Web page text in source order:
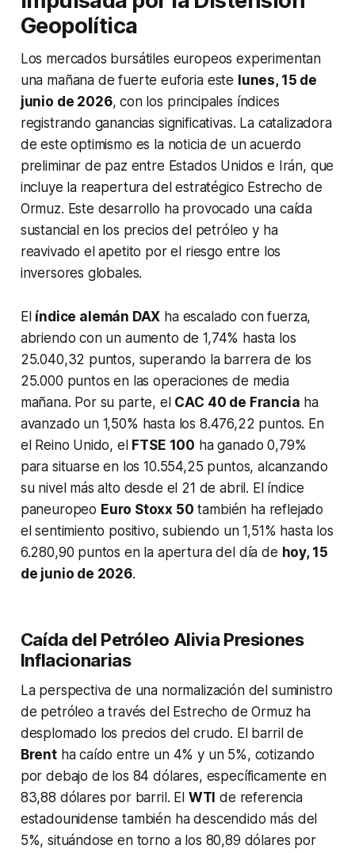
Geopolítica
Los mercados bursátiles europeos experimentan
una mañana de fuerte euforia este lunes, 15 de
junio de 2026, con los principales índices
registrando ganancias significativas. La catalizadora
de este optimismo es la noticia de un acuerdo
preliminar de paz entre Estados Unidos e Irán, que
incluye la reapertura del estratégico Estrecho de
Ormuz. Este desarrollo ha provocado una caída
sustancial en los precios del petróleo y ha
reavivado el apetito por el riesgo entre los
inversores globales.
El índice alemán DAX ha escalado con fuerza,
abriendo con un aumento de 1,74% hasta los
25.040,32 puntos, superando la barrera de los
25.000 puntos en las operaciones de media
mañana. Por su parte, el CAC 40 de Francia ha
avanzado un 1,50% hasta los 8.476,22 puntos. En
el Reino Unido, el FTSE 100 ha ganado 0,79%
para situarse en los 10.554,25 puntos, alcanzando
su nivel más alto desde el 21 de abril. El índice
paneuropeo Euro Stoxx 50 también ha reflejado
el sentimiento positivo, subiendo un 1,51% hasta los
6.280,90 puntos en la apertura del día de hoy, 15
de junio de 2026.
Caída del Petróleo Alivia Presiones
Inflacionarias
La perspectiva de una normalización del suministro
de petróleo a través del Estrecho de Ormuz ha
desplomado los precios del crudo. El barril de
Brentha caído entre un 4% y un 5%, cotizando
por debajo de los 84 dólares, específicamente en
83,88 dólares por barril. El WTI de referencia
estadounidense también ha descendido más del
5%, situándose en torno a los 80,89 dólares por